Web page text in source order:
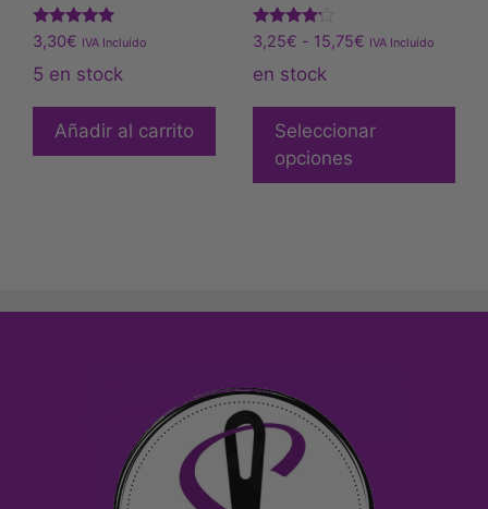
Valorado
con
5.00
de 5
3,30€ IVA Incluído
5 en stock
Añadir al carrito
Valorado
con
4.00
de 5
3,25€ - 15,75€ IVA Incluído
en stock
Seleccionar
opciones